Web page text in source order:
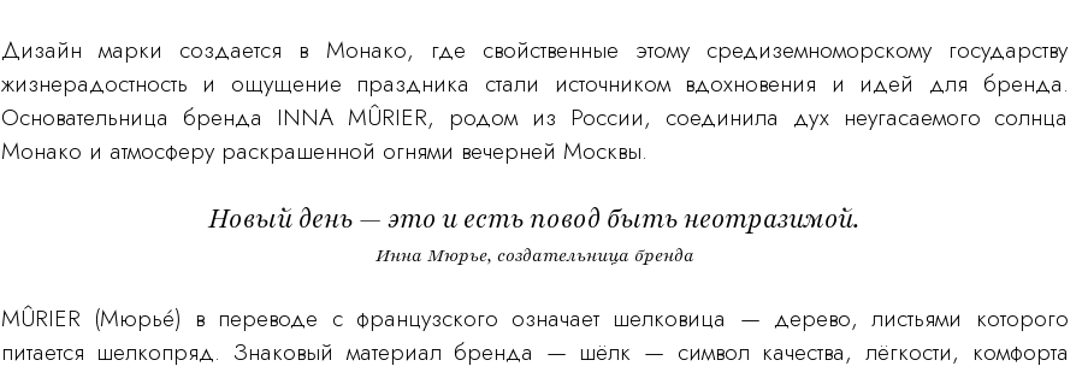
Дизайн марки создается в Монако, где свойственные этому средиземноморскому государству
жизнерадостность и ощущение праздника стали источником вдохновения и идей для бренда.
Основательница бренда INNA MÛRIER, родом из России, соединила дух неугасаемого солнца
Монако и атмосферу раскрашенной огнями вечерней Москвы.
Новый день — это и есть повод быть неотразимой.
Инна Мюрье, создательница бренда
MÛRIER (Мюрьé) в переводе с французского означает шелковица — дерево, листьями которого
питается шелкопряд. Знаковый материал бренда — шёлк — символ качества, лёгкости, комфорта